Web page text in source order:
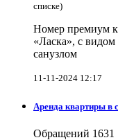
списке)
Номер премиум
«Ласка», с
санузлом
11-11-2024 12:17
Аренда квартиры в
Обращений 1631